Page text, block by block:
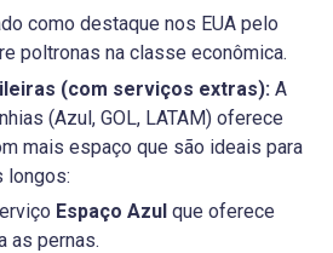
como destaque nos EUA pelo
poltronas na classe econômica.
(com serviços extras): A
(Azul, GOL, LATAM) oferece
mais espaço que são ideais para
longos:
Espaço Azul que oferece
as pernas.